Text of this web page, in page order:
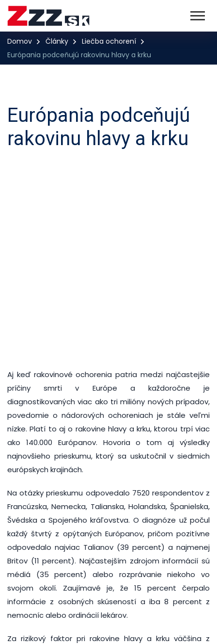
Domov Články
Liečba ochorení
Európania podceňujú rakovinu hlavy a krku
Európania podceňujú
rakovinu hlavy a krku
Aj keď rakovinové ochorenia patria medzi najčastejšie
príčiny smrti v Európe a každoročne je
diagnostikovaných viac ako tri milióny nových prípadov,
povedomie o nádorových ochoreniach je stále veľmi
nízke. Platí to aj o rakovine hlavy a krku, ktorou trpí viac
ako 140.000 Európanov. Hovoria o tom aj výsledky
najnovšieho prieskumu, ktorý sa uskutočnil v siedmich
európskych krajinách.
Na otázky prieskumu odpovedalo 7520 respondentov z
Francúzska, Nemecka, Talianska, Holandska, Španielska,
Švédska a Spojeného kráľovstva. O diagnóze už počul
každý štvrtý z opýtaných Európanov, pričom pozitívne
odpovedalo najviac Talianov (39 percent) a najmenej
Britov (11 percent). Najčastejším zdrojom informácií sú
médiá (35 percent) alebo rozprávanie niekoho vo
svojom okolí. Zaujímavé je, že 15 percent čerpalo
informácie z osobných skúseností a iba 8 percent z
nemocníc alebo ordinácií lekárov.
Za rizikový faktor pri rakovine hlavy a krku väčšina z